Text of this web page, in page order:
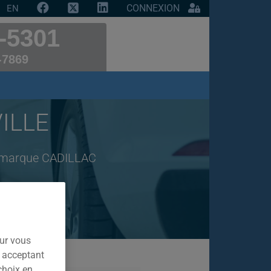
EN CONNEXION
5301
CADILLAC
vous
acceptant